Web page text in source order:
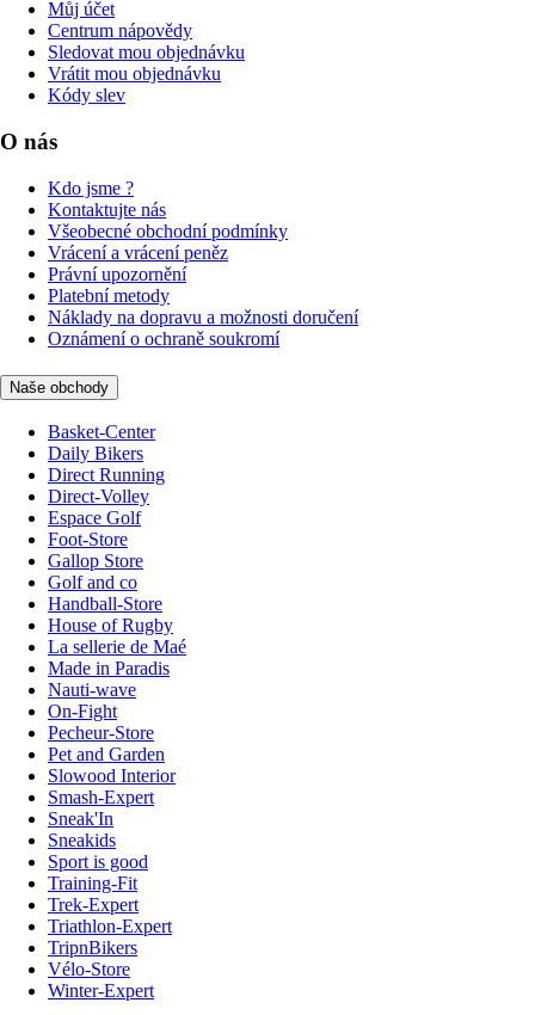
Můj účet
Centrum nápovědy
Sledovat mou objednávku
Vrátit mou objednávku
Kódy slev
O nás
Kdo jsme ?
Kontaktujte nás
Všeobecné obchodní podmínky
Vrácení a vrácení peněz
Právní upozornění
Platební metody
Náklady na dopravu a možnosti doručení
Oznámení o ochraně soukromí
Naše obchody
Basket-Center
Daily Bikers
Direct Running
Direct-Volley
Espace Golf
Foot-Store
Gallop Store
Golf and co
Handball-Store
House of Rugby
La sellerie de Maé
Made in Paradis
Nauti-wave
On-Fight
Pecheur-Store
Pet and Garden
Slowood Interior
Smash-Expert
Sneak'In
Sneakids
Sport is good
Training-Fit
Trek-Expert
Triathlon-Expert
TripnBikers
Vélo-Store
Winter-Expert